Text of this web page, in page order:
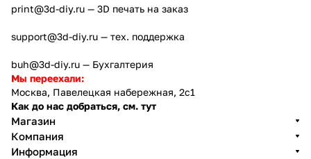
print@3d-diy.ru — 3D печать на заказ
support@3d-diy.ru — тех. поддержка
buh@3d-diy.ru — Бухгалтерия
Мы переехали:
Москва, Павелецкая набережная, 2с1
Как до нас добраться, см. тут
Магазин
Компания
Информация